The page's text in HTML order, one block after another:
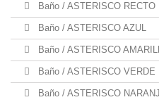
Baño / ASTERISCO RECTO
Baño / ASTERISCO AZUL
Baño / ASTERISCO
Baño / ASTERISCO VERDE
Baño / ASTERISCO